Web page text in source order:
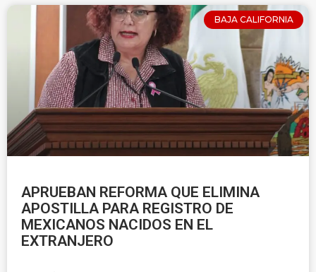
BAJA CALIFORNIA
APRUEBAN REFORMA QUE ELIMINA
APOSTILLA PARA REGISTRO DE
MEXICANOS NACIDOS EN EL
EXTRANJERO